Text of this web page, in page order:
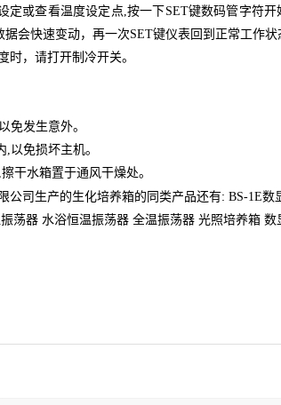
定或查看温度设定点,按一下SET键数码管字符
会快速变动，再一次SET键仪表回到正常工作状
时，请打开制冷开关。
免发生意外。
以免损坏主机。
干水箱置于通风干燥处。
公司 生产的生化培养箱的同类产品还有: BS-1E数
荡器 水浴恒温振荡器 全温振荡器 光照培养箱 数